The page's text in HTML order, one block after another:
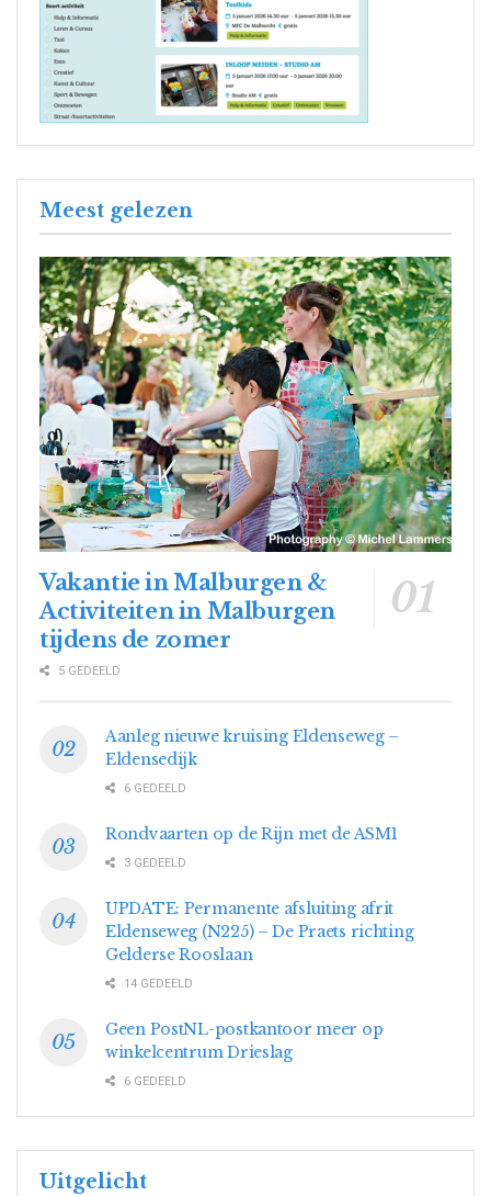
Meest gelezen
Vakantie in Malburgen &
Activiteiten in Malburgen
tijdens de zomer
5 GEDEELD
Aanleg nieuwe kruising Eldenseweg –
Eldensedijk
6 GEDEELD
Rondvaarten op de Rijn met de ASM1
3 GEDEELD
UPDATE: Permanente afsluiting afrit
Eldenseweg (N225) – De Praets richting
Gelderse Rooslaan
14 GEDEELD
Geen PostNL-postkantoor meer op
winkelcentrum Drieslag
6 GEDEELD
Uitgelicht